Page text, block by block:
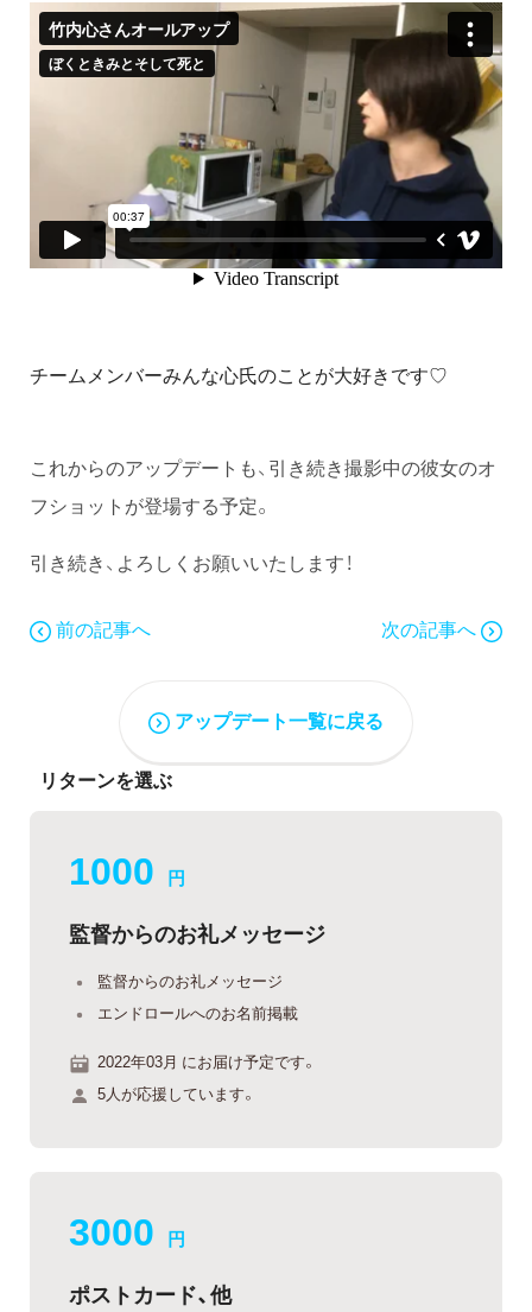
チームメンバーみんな心氏のことが大好きです♡
これからのアップデートも、引き続き撮影中の彼女のオ
フショットが登場する予定。
引き続き、よろしくお願いいたします！
前の記事へ 次の記事へ
アップデート一覧に戻る
リターンを選ぶ
1000 円
監督からのお礼メッセージ
監督からのお礼メッセージ
エンドロールへのお名前掲載
2022年03月 にお届け予定です。
5人が応援しています。
3000 円
ポストカード、他